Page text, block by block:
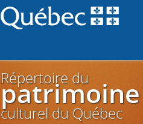
Répertoire du
patrimoine
culturel du Québec